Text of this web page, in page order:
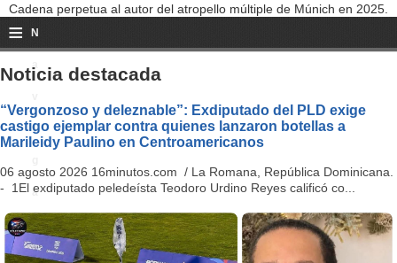
Cadena perpetua al autor del atropello múltiple de Múnich en 2025.
≡ N
a
i
a
ti
o
Noticia destacada
“Vergonzoso y deleznable”: Exdiputado del PLD exige
castigo ejemplar contra quienes lanzaron botellas a
Marileidy Paulino en Centroamericanos
06 agosto 2026 16minutos.com / La Romana, República Dominicana.
- 1El exdiputado peledeísta Teodoro Urdino Reyes calificó co...